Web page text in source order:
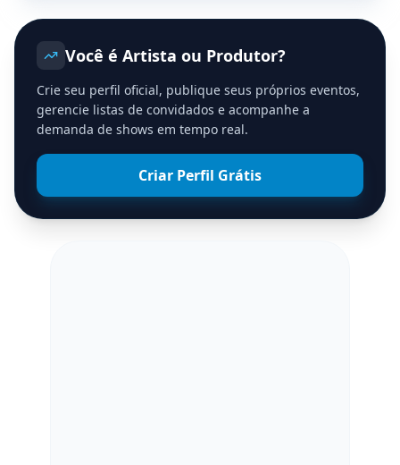
Você é Artista ou Produtor?
Crie seu perfil oficial, publique seus próprios eventos,
gerencie listas de convidados e acompanhe a
demanda de shows em tempo real.
Criar Perfil Grátis